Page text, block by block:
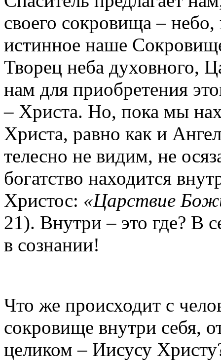
своего сокровища –
истинное наше
Творец неба духовного,
нам для приобретения
– Христа. Но, пока мы
Христа, равно как и
телесно не видим, не
богатство находится
Христос: «Царствие
21). Внутри – это где? В
в сознании!
Что же происходит с
сокровище внутри себя,
целиком – Иисусу